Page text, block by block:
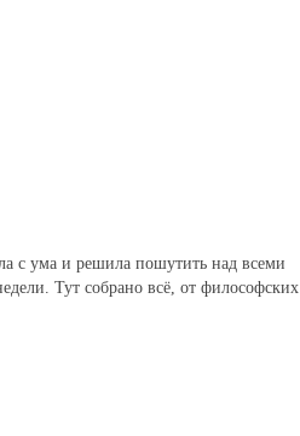
с ума и решила пошутить над всеми
Тут собрано всё, от философских